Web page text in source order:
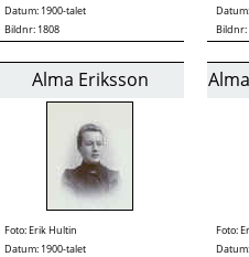
Datum: 1900-talet
Bildnr: 1808
Bildnr:
Alma Eriksson
Foto:Erik Hultin
Datum: 1900-talet
Foto: